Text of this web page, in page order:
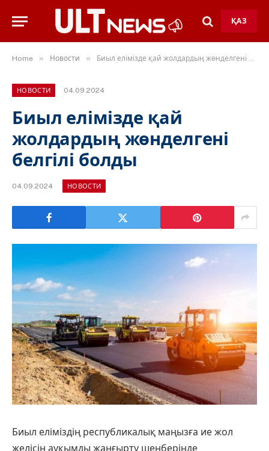
ҚАЗ
Home » Новости » Биыл елімізде қай жолдардың жөнделгені белгілі болды
НОВОСТИ 04.09.2024
Биыл елімізде қай
жолдардың жөнделгені
белгілі болды
04.09.2024 НОВОСТИ
Биыл еліміздің республикалық маңызға ие жол
желісін ауқымды жаңғырту шеңберінде